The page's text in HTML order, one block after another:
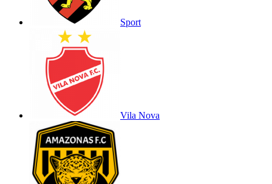
Sport
Vila Nova